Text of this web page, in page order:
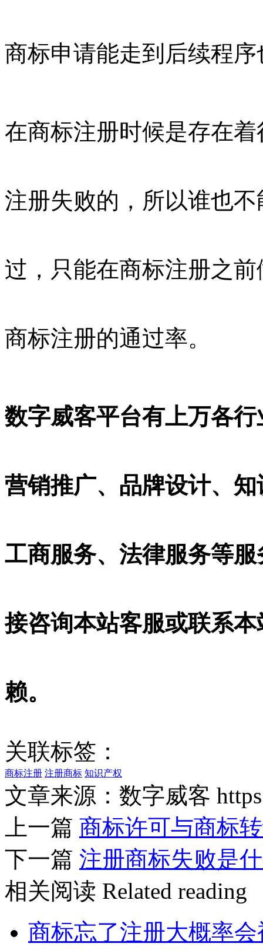
商标申请能走到后续程
在商标注册时候是存在
注册失败的，所以谁也
过，只能在商标注册之
商标注册的通过率。
数字威客平台有上万各
营销推广、品牌设计、
工商服务、法律服务等
接咨询本站客服或联系
赖。
关联标签：
商标注册 注册商标 知识产权
文章来源：数字威客
上一篇 商标许可与商标
下一篇 注册商标失败是
相关阅读 Related reading
商标忘了注册大概率